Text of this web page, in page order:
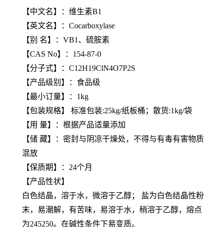
【中文名】：维生素B1
【英文名】：Cocarboxylase
【别 名】：VB1、硫胺素
【CAS No】：154-87-0
【分子式】：C12H19ClN4O7P2S
【产品级别】：食品级
【最小订量】：1kg
【包装规格】 标准包装:25kg/纸板桶；散货:1kg/袋
【用 量】：根据产品适量添加
【储 藏】：密封与阴凉干燥处，不得与有毒有害物质
混放
【保质期】：24个月
【产品性状】
白色结晶，溶于水，微溶于乙醇； 盐为白色结晶性粉
末，易潮解，有苦味，易溶于水，稍溶于乙醇，熔点
为245250。在碱性条件下易变质。